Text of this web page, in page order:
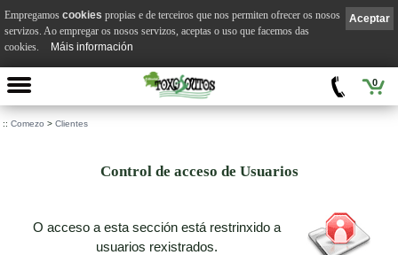
0
:: Comezo > Clientes
Control de acceso de Usuarios
O acceso a esta sección está restrinxido a
usuarios rexistrados.
Aceptar
Empregamos cookies propias e de terceiros que nos permiten ofrecer os nosos
servizos. Ao empregar os nosos servizos, aceptas o uso que facemos das
cookies.
Máis información